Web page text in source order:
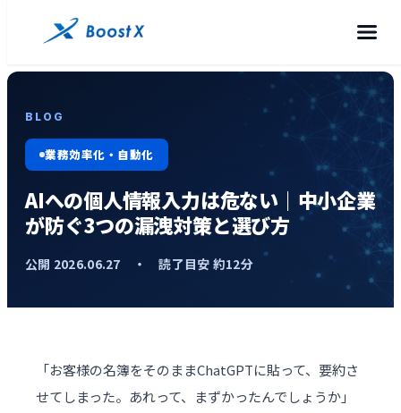
BLOG
業務効率化・自動化
AIへの個人情報入力は危ない｜中小企業
が防ぐ3つの漏洩対策と選び方
公開 2026.06.27 ・ 読了目安 約12分
「お客様の名簿をそのままChatGPTに貼って、要約さ
せてしまった。あれって、まずかったんでしょうか」